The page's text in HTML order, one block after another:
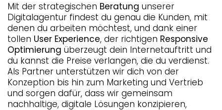
Mit der strategischen Beratung unserer
Digitalagentur findest du genau die Kunden, mit
denen du arbeiten möchtest, und dank einer
tollen User Experience, der richtigen Responsive
Optimierung überzeugt dein Internetauftritt und
du kannst die Preise verlangen, die du verdienst.
Als Partner unterstützen wir dich von der
Konzeption bis hin zum Marketing und Vertrieb
und sorgen dafür, dass wir gemeinsam
nachhaltige, digitale Lösungen konzipieren,